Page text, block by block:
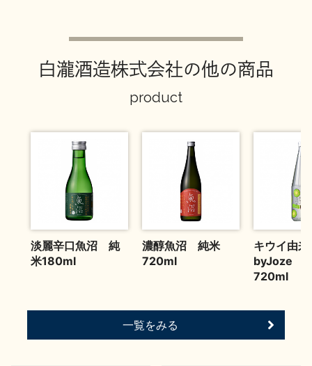
白瀧酒造株式会社の他の商品
product
淡麗辛口魚沼 純
米180ml
濃醇魚沼 純米
720ml
キウイ由
byJoze
720ml
一覧をみる